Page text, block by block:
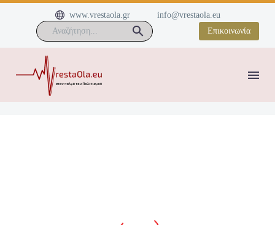

 www.vrestaola.gr
info@vrestaola.eu
Επικοινωνία